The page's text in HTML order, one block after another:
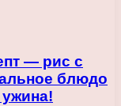
— рис с
блюдо